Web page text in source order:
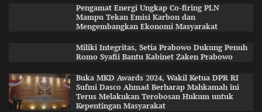
Pengamat Energi Ungkap Co-firing PLN
Mampu Tekan Emisi Karbon dan
Mengembangkan Ekonomi Masyarakat
Miliki Integritas, Setia Prabowo Dukung Penuh
Romo Syafii Bantu Kabinet Zaken Prabowo
Buka MKD Awards 2024, Wakil Ketua DPR RI
Sufmi Dasco Ahmad Berharap Mahkamah ini
Terus Melakukan Terobosan Hukum untuk
Kepentingan Masyarakat